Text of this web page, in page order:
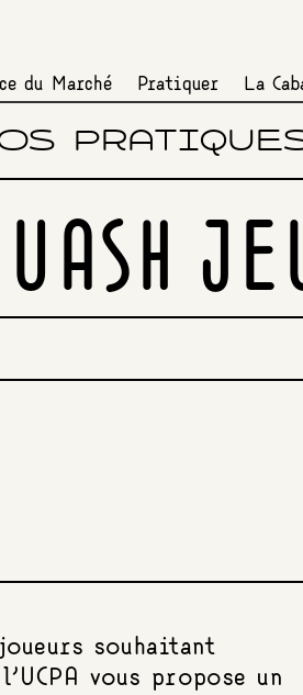
du Marché Pratiquer La
souhaitant
vous propose un